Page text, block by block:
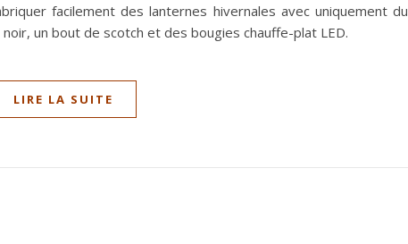
facilement des lanternes hivernales avec uniquement du
un bout de scotch et des bougies chauffe-plat LED.
LIRE LA SUITE